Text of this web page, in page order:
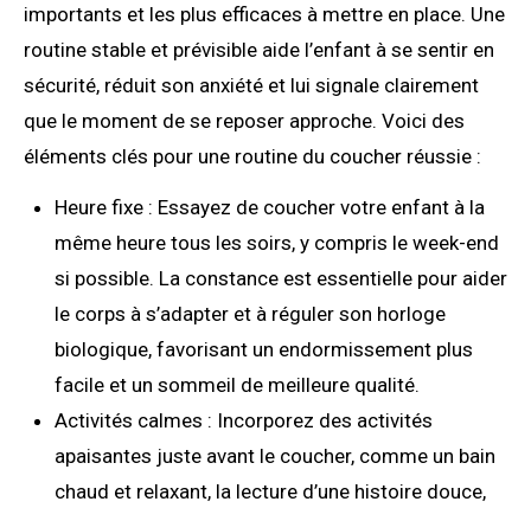
importants et les plus efficaces à mettre en place. Une
routine stable et prévisible aide l’enfant à se sentir en
sécurité, réduit son anxiété et lui signale clairement
que le moment de se reposer approche. Voici des
éléments clés pour une routine du coucher réussie :
Heure fixe : Essayez de coucher votre enfant à la
même heure tous les soirs, y compris le week-end
si possible. La constance est essentielle pour aider
le corps à s’adapter et à réguler son horloge
biologique, favorisant un endormissement plus
facile et un sommeil de meilleure qualité.
Activités calmes : Incorporez des activités
apaisantes juste avant le coucher, comme un bain
chaud et relaxant, la lecture d’une histoire douce,